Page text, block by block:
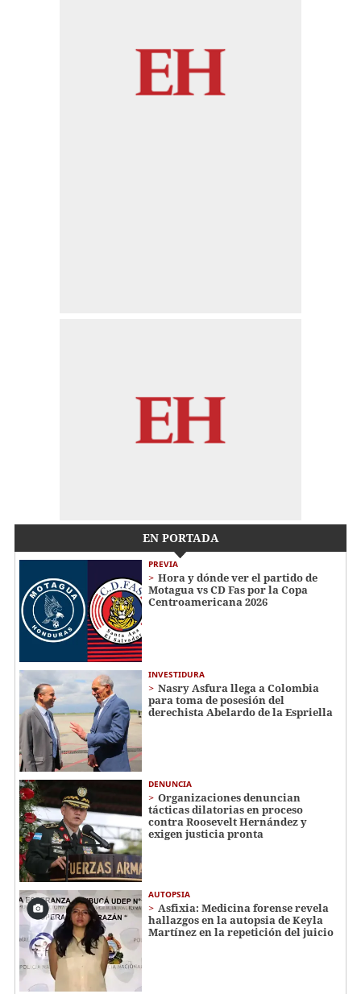
EN PORTADA
PREVIA
Hora y dónde ver el partido de
Motagua vs CD Fas por la Copa
Centroamericana 2026
INVESTIDURA
Nasry Asfura llega a Colombia
para toma de posesión del
derechista Abelardo de la Espriella
DENUNCIA
Organizaciones denuncian
tácticas dilatorias en proceso
contra Roosevelt Hernández y
exigen justicia pronta
AUTOPSIA
Asfixia: Medicina forense revela
hallazgos en la autopsia de Keyla
Martínez en la repetición del juicio